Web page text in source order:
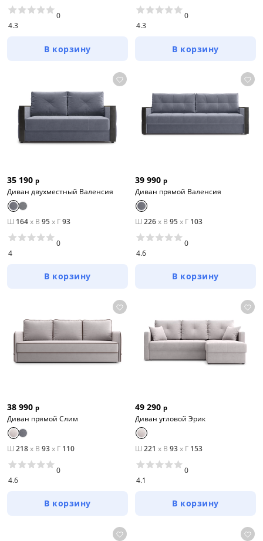
4.3
0
В корзину
4.3
0
В корзину
35 190 р
Диван двухместный Валенсия
Ш 164x В 95x Г93
4
0
В корзину
39 990 р
Диван прямой Валенсия
Ш 226x В 95x Г 103
4.6
0
В корзину
38 990 р
Диван прямой Слим
Ш 218x В 93x Г 110
4.6
0
В корзину
49 290 р
Диван угловой Эрик
Ш 221 x В 93x Г 153
4.1
0
В корзину